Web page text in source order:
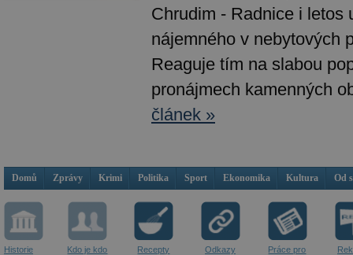
Chrudim - Radnice i letos
nájemného v nebytových
Reaguje tím na slabou
pronájmech kamenných
článek »
Domů Zprávy Krimi Politika Sport Ekonomika Kultura Od
Historie
Kdo je kdo Recepty Odkazy
Práce pro